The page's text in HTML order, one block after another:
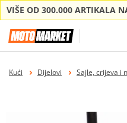
VIŠE OD 300.000
Kući Dijelovi Sajle, crijeva i